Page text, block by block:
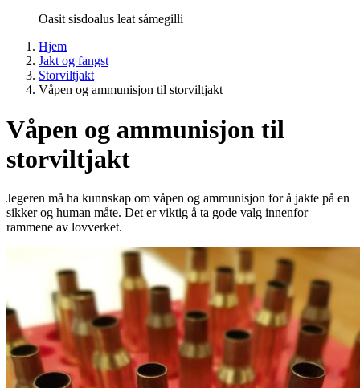
Oasit sisdoalus leat sámegilli
Hjem
Jakt og fangst
Storviltjakt
Våpen og ammunisjon til storviltjakt
Våpen og ammunisjon til
storviltjakt
Jegeren må ha kunnskap om våpen og ammunisjon for å jakte på en
sikker og human måte. Det er viktig å ta gode valg innenfor
rammene av lovverket.